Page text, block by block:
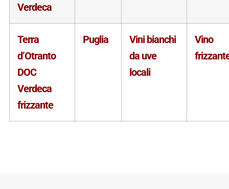
Verdeca
Terra
d’Otranto
DOC
Verdeca
frizzante
Puglia
Vini bianchi
da uve
locali
Vino